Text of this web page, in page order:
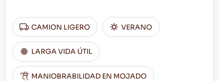
CAMION LIGERO VERANO
LARGA VIDA ÚTIL
MANIOBRABILIDAD EN MOJADO